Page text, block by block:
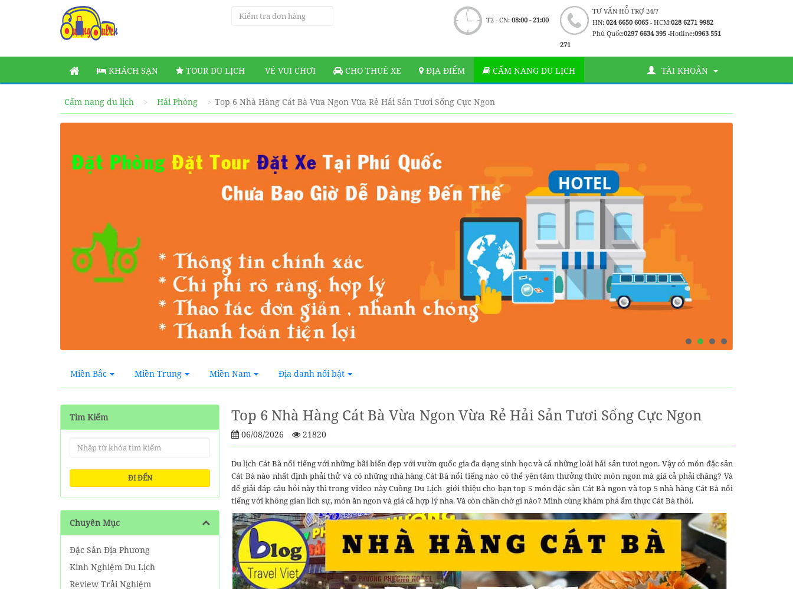
TƯ VẤN HỖ TRỢ 24/7
HN: 024 6650 6065- HCM:028 6271 9982
Phú Quốc:0297 6634 395 -Hotline:0963 551
271
T2 - CN: 08:00 - 21:00
KHÁCH SẠN TOUR DU LỊCH VÉ VUI CHƠI CHO THUÊ XE ĐỊA ĐIỂM CẨM NANG DU LỊCH TÀI KHOẢN
Cẩm nang du lịch Hải Phòng Top 6 Nhà Hàng Cát Bà Vừa Ngon Vừa Rẻ Hải Sản Tươi Sống Cực Ngon
Miền Bắc Miền Trung Miền Nam Địa danh nổi bật
Tìm Kiếm
ĐI ĐẾN
Chuyên Mục
Đặc Sản Địa Phương
Kinh Nghiệm Du Lịch
Review Trải Nghiệm
Top 6 Nhà Hàng Cát Bà Vừa Ngon Vừa Rẻ Hải Sản Tươi Sống Cực Ngon
06/08/2026 21820
Du lịch Cát Bà nổi tiếng với những bãi biển đẹp với vườn quốc gia đa dạng sinh học và cả những loài hải sản tươi ngon. Vậy có món đặc sản
Cát Bà nào nhất định phải thử và có những nhà hàng Cát Bà nổi tiếng nào có thể yên tâm thưởng thức món ngon mà giá cả phải chăng? Và
để giải đáp câu hỏi này thì trong video này Cuồng Du Lịch giới thiệu cho bạn top 5 món đặc sản Cát Bà ngon và top 5 nhà hàng Cát Bà nổi
tiếng với không gian lich sự, món ăn ngon và giá cả hợp lý nha. Và còn chần chờ gì nào? Mình cùng khám phá ẩm thực Cát Bà thôi.